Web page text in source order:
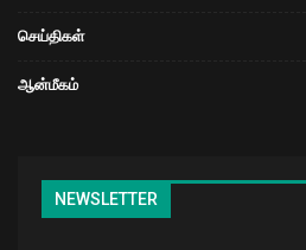
செய்திகள்
ஆன்மீகம்
NEWSLETTER